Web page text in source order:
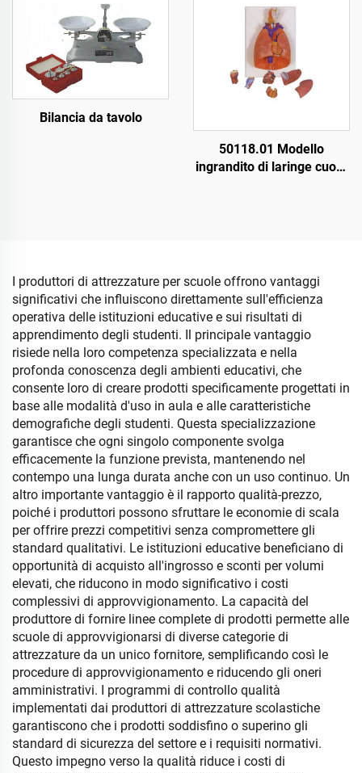
Bilancia da tavolo
50118.01 Modello
ingrandito di laringe cuore
I produttori di attrezzature per scuole offrono vantaggi
significativi che influiscono direttamente sull'efficienza
operativa delle istituzioni educative e sui risultati di
apprendimento degli studenti. Il principale vantaggio
risiede nella loro competenza specializzata e nella
profonda conoscenza degli ambienti educativi, che
consente loro di creare prodotti specificamente progettati in
base alle modalità d'uso in aula e alle caratteristiche
demografiche degli studenti. Questa specializzazione
garantisce che ogni singolo componente svolga
efficacemente la funzione prevista, mantenendo nel
contempo una lunga durata anche con un uso continuo. Un
altro importante vantaggio è il rapporto qualità-prezzo,
poiché i produttori possono sfruttare le economie di scala
per offrire prezzi competitivi senza compromettere gli
standard qualitativi. Le istituzioni educative beneficiano di
opportunità di acquisto all'ingrosso e sconti per volumi
elevati, che riducono in modo significativo i costi
complessivi di approvvigionamento. La capacità del
produttore di fornire linee complete di prodotti permette alle
scuole di approvvigionarsi di diverse categorie di
attrezzature da un unico fornitore, semplificando così le
procedure di approvvigionamento e riducendo gli oneri
amministrativi. I programmi di controllo qualità
implementati dai produttori di attrezzature scolastiche
garantiscono che i prodotti soddisfino o superino gli
standard di sicurezza del settore e i requisiti normativi.
Questo impegno verso la qualità riduce i costi di